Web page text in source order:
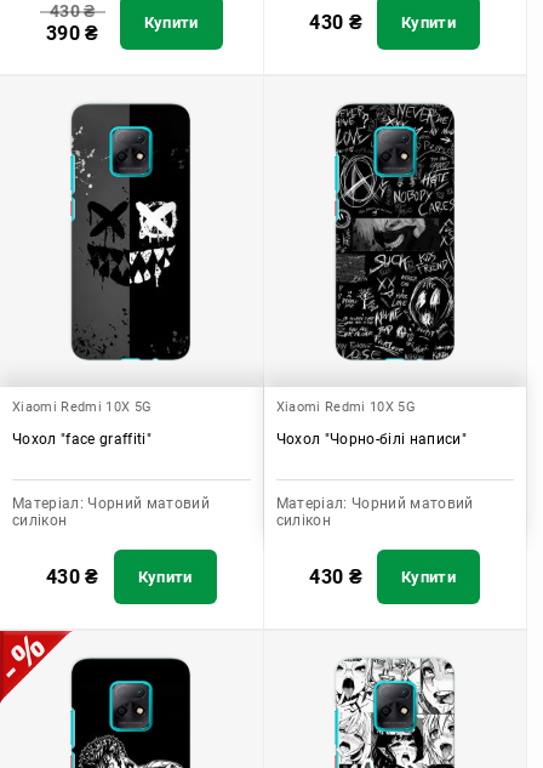
430₴
390₴ Купити 430 ₴ Купити
Xiaomi Redmi 10X 5G
Чохол "face graffiti"
Матеріал: Чорний матовий
силікон
430₴ Купити
Xiaomi Redmi 10X 5G
Чохол "Чорно-білі написи"
Матеріал: Чорний матовий
силікон
430 ₴ Купити